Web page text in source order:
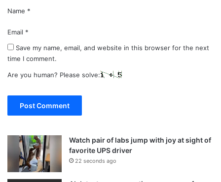
Name *
Email *
Save my name, email, and website in this browser for the next
time I comment.
Are you human? Please solve:
Watch pair of labs jump with joy at sight of
favorite UPS driver
22 seconds ago